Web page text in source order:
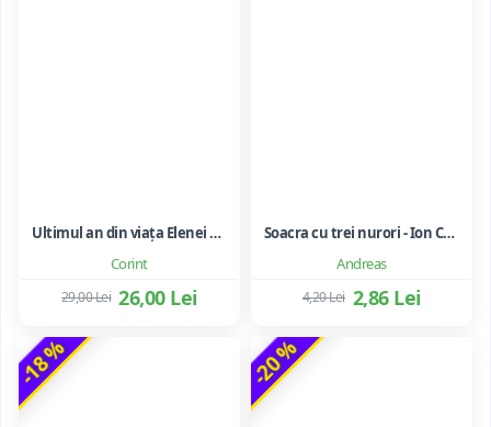
Corint
Ultimul an din viața Elenei Ceaușescu - LAVINIA BETEA
26,00 Lei
29,00 Lei
Andreas
Soacra cu trei nurori - Ion Creanga
2,86 Lei
4,20 Lei
-18 % -20 %